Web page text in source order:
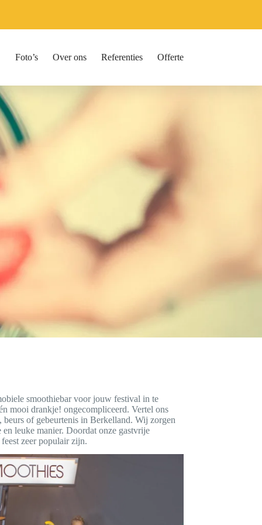
Foto’s Over ons Referenties Offerte
smoothiebar voor jouw festival in te
mooi drankje! ongecompliceerd. Vertel ons
of gebeurtenis in Berkelland. Wij zorgen
leuke manier. Doordat onze gastvrije
zeer populair zijn.